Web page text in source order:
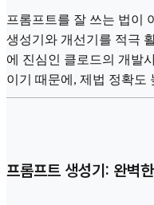
프롬프트를 잘 쓰는 법이
생성기와 개선기를 적극
에 진심인 클로드의 개발
이기 때문에, 제법 정확도
프롬프트 생성기: 완벽